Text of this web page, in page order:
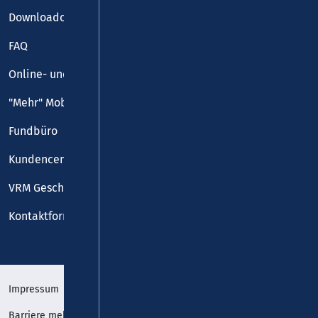
Downloadcenter
FAQ
Online- und Handy-Tickets
"Mehr" Mobilität
Fundbüro
Kundencenter
VRM Geschäftsstelle
Kontaktformular
Impressum
Barriere melden